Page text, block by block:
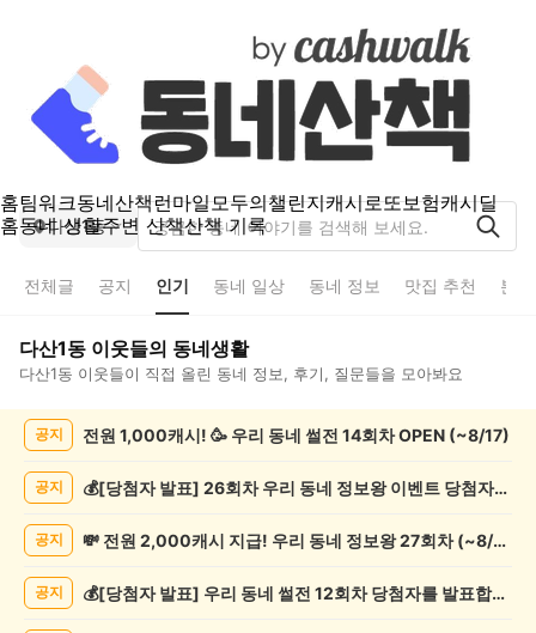
홈팀워크동네산책런마일모두의챌린지캐시로또보험캐시딜
홈동네 생활주변 산책산책 기록
다산1동
전체글 공지 인기 동네 일상 동네 정보 맛집 추천 분
다산1동 이웃들의 동네생활
다산1동 이웃들이 직접 올린 동네 정보, 후기, 질문들을 모아봐요
공지 전원 1,000캐시! 🥳 우리 동네 썰전 14회차 OPEN (~8/17)
공지 💰[당첨자 발표] 26회차 우리 동네 정보왕 이벤트 당첨자를 발표합니다!
공지 💸 전원 2,000캐시 지급! 우리 동네 정보왕 27회차 (~8/10)
공지 💰[당첨자 발표] 우리 동네 썰전 12회차 당첨자를 발표합니다!